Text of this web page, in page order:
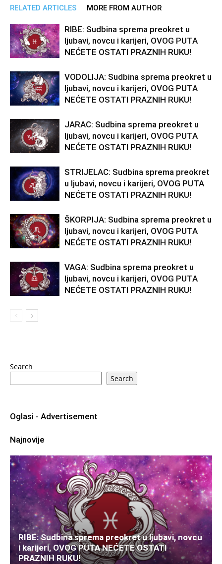
RELATED ARTICLES MORE FROM AUTHOR
RIBE: Sudbina sprema preokret u
ljubavi, novcu i karijeri, OVOG PUTA
NEĆETE OSTATI PRAZNIH RUKU!
VODOLIJA: Sudbina sprema preokret u
ljubavi, novcu i karijeri, OVOG PUTA
NEĆETE OSTATI PRAZNIH RUKU!
JARAC: Sudbina sprema preokret u
ljubavi, novcu i karijeri, OVOG PUTA
NEĆETE OSTATI PRAZNIH RUKU!
STRIJELAC: Sudbina sprema preokret
u ljubavi, novcu i karijeri, OVOG PUTA
NEĆETE OSTATI PRAZNIH RUKU!
ŠKORPIJA: Sudbina sprema preokret u
ljubavi, novcu i karijeri, OVOG PUTA
NEĆETE OSTATI PRAZNIH RUKU!
VAGA: Sudbina sprema preokret u
ljubavi, novcu i karijeri, OVOG PUTA
NEĆETE OSTATI PRAZNIH RUKU!
Search
Search
Oglasi - Advertisement
Najnovije
RIBE: Sudbina sprema preokret u ljubavi, novcu
i karijeri, OVOG PUTA NEĆETE OSTATI
PRAZNIH RUKU!